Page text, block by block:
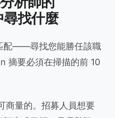
找什麼
配——尋找您能勝任該職
摘要必須在掃描的前 10
商量的。招募人員想要